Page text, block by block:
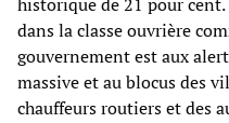
dans la classe ouvrière
gouvernement est aux
massive et au blocus des
chauffeurs routiers et des